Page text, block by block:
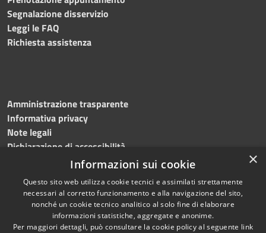
Segnalazione disservizio
Leggi le FAQ
Richiesta assistenza
Amministrazione trasparente
Informativa privacy
Note legali
Dichiarazione di accessibilità
Accessibilità
Copyright © 2026 • Comune di
Sassano • Powered by
×
Informazioni sui cookie
Questo sito web utilizza cookie tecnici e assimilati strettamente
necessari al corretto funzionamento e alla navigazione del sito,
nonché un cookie tecnico analitico al solo fine di elaborare
informazioni statistiche, aggregate e anonime.
Per maggiori dettagli, può consultare la cookie policy al seguente link